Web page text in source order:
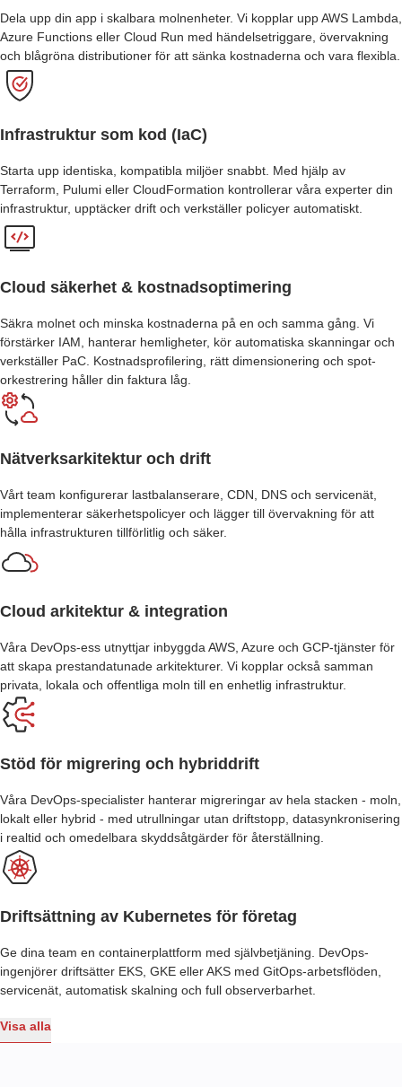
Dela upp din app i skalbara molnenheter. Vi kopplar upp AWS Lambda,
Azure Functions eller Cloud Run med händelsetriggare, övervakning
och blågröna distributioner för att sänka kostnaderna och vara flexibla.
Infrastruktur som kod (IaC)
Starta upp identiska, kompatibla miljöer snabbt. Med hjälp av
Terraform, Pulumi eller CloudFormation kontrollerar våra experter din
infrastruktur, upptäcker drift och verkställer policyer automatiskt.
Cloud säkerhet & kostnadsoptimering
Säkra molnet och minska kostnaderna på en och samma gång. Vi
förstärker IAM, hanterar hemligheter, kör automatiska skanningar och
verkställer PaC. Kostnadsprofilering, rätt dimensionering och spot-
orkestrering håller din faktura låg.
Nätverksarkitektur och drift
Vårt team konfigurerar lastbalanserare, CDN, DNS och servicenät,
implementerar säkerhetspolicyer och lägger till övervakning för att
hålla infrastrukturen tillförlitlig och säker.
Cloud arkitektur & integration
Våra DevOps-ess utnyttjar inbyggda AWS, Azure och GCP-tjänster för
att skapa prestandatunade arkitekturer. Vi kopplar också samman
privata, lokala och offentliga moln till en enhetlig infrastruktur.
Stöd för migrering och hybriddrift
Våra DevOps-specialister hanterar migreringar av hela stacken - moln,
lokalt eller hybrid - med utrullningar utan driftstopp, datasynkronisering
i realtid och omedelbara skyddsåtgärder för återställning.
Driftsättning av Kubernetes för företag
Ge dina team en containerplattform med självbetjäning. DevOps-
ingenjörer driftsätter EKS, GKE eller AKS med GitOps-arbetsflöden,
servicenät, automatisk skalning och full observerbarhet.
Visa alla